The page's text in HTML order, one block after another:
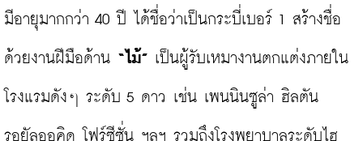
มีอายุมากกว่า 40 ปี ได้ชื่อว่าเป็นกระบี่เบอร์ 1 สร้างชื่อ
ด้วยงานฝีมือด้าน “ไม้” เป็นผู้รับเหมางานตกแต่งภายใน
โรงแรมดังๆ ระดับ 5 ดาว เช่น เพนนินซูล่า ฮิลตัน
รอยัลออคิด โฟร์ซีซั่น ฯลฯ รวมถึงโรงพยาบาลระดับไฮ